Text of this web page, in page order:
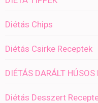
Diétás Chips
Diétás Csirke Receptek
DIÉTÁS DARÁLT HÚSOS
Diétás Desszert